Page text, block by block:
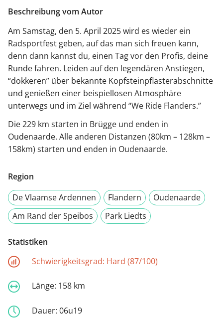
Beschreibung vom Autor
Am Samstag, den 5. April 2025 wird es wieder ein
Radsportfest geben, auf das man sich freuen kann,
denn dann kannst du, einen Tag vor den Profis, deine
Runde fahren. Leiden auf den legendären Anstiegen,
“dokkeren” über bekannte Kopfsteinpflasterabschnitte
und genießen einer beispiellosen Atmosphäre
unterwegs und im Ziel während “We Ride Flanders.”
Die 229 km starten in Brügge und enden in
Oudenaarde. Alle anderen Distanzen (80km – 128km –
158km) starten und enden in Oudenaarde.
Region
De Vlaamse Ardennen
Flandern
Oudenaarde
Am Rand der Speibos
Park Liedts
Statistiken
Schwierigkeitsgrad: Hard (87/100)
Länge: 158 km
Dauer: 06u19